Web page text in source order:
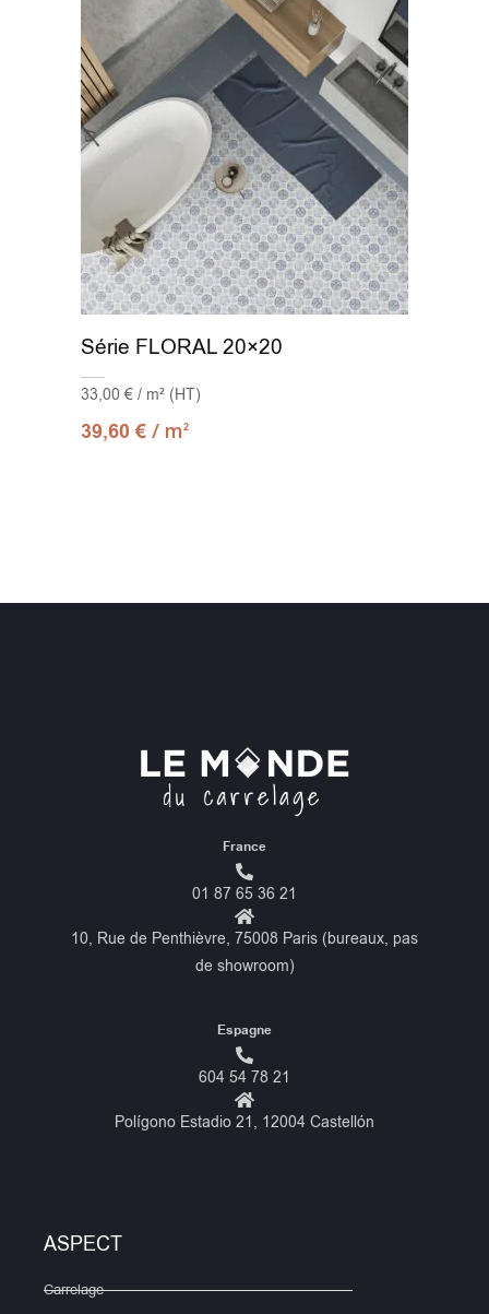
Série FLORAL 20×20
33,00 € / m² (HT)
39,60€ / m2
France
01 87 65 36 21
10, Rue de Penthièvre, 75008 Paris (bureaux, pas
de showroom)
Espagne
604 54 78 21
Polígono Estadio 21, 12004 Castellón
ASPECT
Carrelage